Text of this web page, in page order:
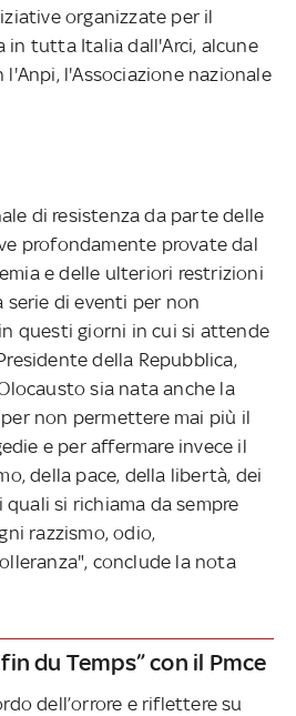
organizzate per il
in tutta Italia dall'Arci, alcune
l'Associazione nazionale
di resistenza da parte delle
profondamente provate dal
e delle ulteriori restrizioni
serie di eventi per non
questi giorni in cui si attende
della Repubblica,
sia nata anche la
non permettere mai più il
e per affermare invece il
della pace, della libertà, dei
si richiama da sempre
razzismo, odio,
conclude la nota
du Temps” con il Pmce
dell’orrore e riflettere su